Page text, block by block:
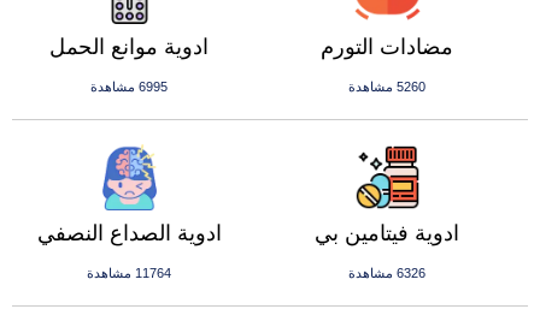
ادوية موانع الحمل
6995 مشاهدة
مضادات التورم
5260 مشاهدة
ادوية الصداع النصفي
11764 مشاهدة
ادوية فيتامين بي
6326 مشاهدة